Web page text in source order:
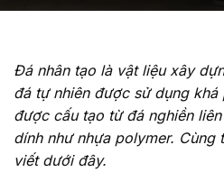
Đá nhân tạo là vật liệu xây
đá tự nhiên được sử dụng khá
được cấu tạo từ đá nghiền
dính như nhựa polymer. Cùng
viết dưới đây.